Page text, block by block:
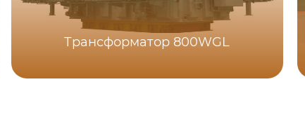
Трансформатор 800WGL